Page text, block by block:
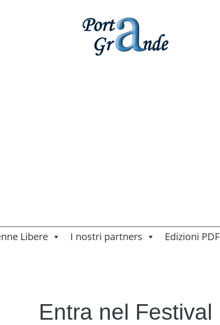
Libere I nostri partners Edizioni PDF
Entra nel Festival